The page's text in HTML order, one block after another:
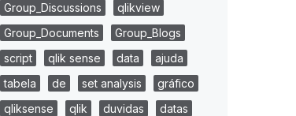
Group_Discussions
qlikview
Group_Documents
Group_Blogs
script
qlik sense data
ajuda
tabela
de set analysis
gráfico
qliksense
qlik duvidas
datas